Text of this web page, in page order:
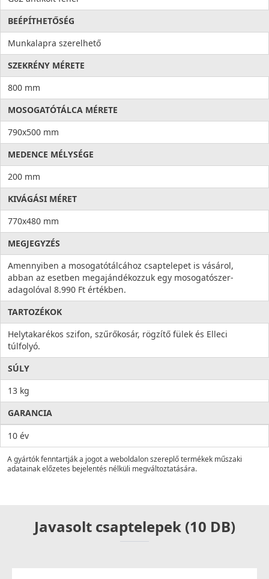
BEÉPÍTHETŐSÉG
Munkalapra szerelhető
SZEKRÉNY MÉRETE
800 mm
MOSOGATÓTÁLCA MÉRETE
790x500 mm
MEDENCE MÉLYSÉGE
200 mm
KIVÁGÁSI MÉRET
770x480 mm
MEGJEGYZÉS
Amennyiben a mosogatótálcához csaptelepet is vásárol,
abban az esetben megajándékozzuk egy mosogatószer-
adagolóval 8.990 Ft értékben.
TARTOZÉKOK
Helytakarékos szifon, szűrőkosár, rögzítő fülek és Elleci
túlfolyó.
SÚLY
13 kg
GARANCIA
10 év
A gyártók fenntartják a jogot a weboldalon szereplő termékek műszaki
adatainak előzetes bejelentés nélküli megváltoztatására.
Javasolt csaptelepek (10 DB)